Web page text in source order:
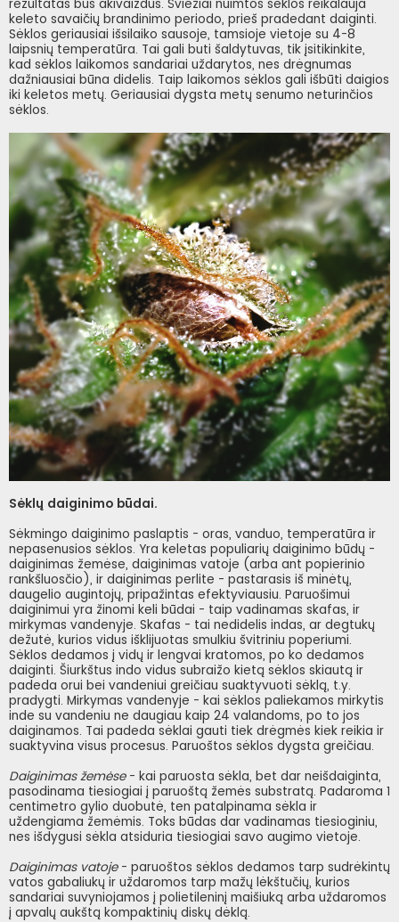
rezultatas bus akivaizdus. Šviežiai nuimtos sėklos reikalauja
keleto savaičių brandinimo periodo, prieš pradedant daiginti.
Sėklos geriausiai išsilaiko sausoje, tamsioje vietoje su 4-8
laipsnių temperatūra. Tai gali buti šaldytuvas, tik įsitikinkite,
kad sėklos laikomos sandariai uždarytos, nes drėgnumas
dažniausiai būna didelis. Taip laikomos sėklos gali išbūti daigios
iki keletos metų. Geriausiai dygsta metų senumo neturinčios
sėklos.
Sėklų daiginimo būdai.
Sėkmingo daiginimo paslaptis - oras, vanduo, temperatūra ir
nepasenusios sėklos. Yra keletas populiarių daiginimo būdų -
daiginimas žemėse, daiginimas vatoje (arba ant popierinio
rankšluosčio), ir daiginimas perlite - pastarasis iš minėtų,
daugelio augintojų, pripažintas efektyviausiu. Paruošimui
daiginimui yra žinomi keli būdai - taip vadinamas skafas, ir
mirkymas vandenyje. Skafas - tai nedidelis indas, ar degtukų
dežutė, kurios vidus išklijuotas smulkiu švitriniu poperiumi.
Sėklos dedamos į vidų ir lengvai kratomos, po ko dedamos
daiginti. Šiurkštus indo vidus subraižo kietą sėklos skiautą ir
padeda orui bei vandeniui greičiau suaktyvuoti sėklą, t.y.
pradygti. Mirkymas vandenyje - kai sėklos paliekamos mirkytis
inde su vandeniu ne daugiau kaip 24 valandoms, po to jos
daiginamos. Tai padeda sėklai gauti tiek drėgmės kiek reikia ir
suaktyvina visus procesus. Paruoštos sėklos dygsta greičiau.
Daiginimas žemėse- kai paruosta sėkla, bet dar neišdaiginta,
pasodinama tiesiogiai į paruoštą žemės substratą. Padaroma 1
centimetro gylio duobutė, ten patalpinama sėkla ir
uždengiama žemėmis. Toks būdas dar vadinamas tiesioginiu,
nes išdygusi sėkla atsiduria tiesiogiai savo augimo vietoje.
Daiginimas vatoje- paruoštos sėklos dedamos tarp sudrėkintų
vatos gabaliukų ir uždaromos tarp mažų lėkštučių, kurios
sandariai suvyniojamos į polietileninį maišiuką arba uždaromos
į apvalų aukštą kompaktinių diskų dėklą.